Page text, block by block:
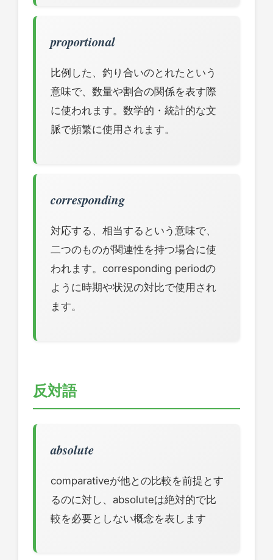
proportional
比例した、釣り合いのとれたという
意味で、数量や割合の関係を表す際
に使われます。数学的・統計的な文
脈で頻繁に使用されます。
corresponding
対応する、相当するという意味で、
二つのものが関連性を持つ場合に使
われます。corresponding periodの
ように時期や状況の対比で使用され
ます。
反対語
absolute
comparativeが他との比較を前提とす
るのに対し、absoluteは絶対的で比
較を必要としない概念を表します